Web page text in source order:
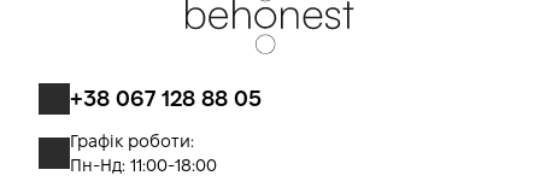
+38 067 128 88 05
Графік роботи:
Пн-Нд: 11:00-18:00